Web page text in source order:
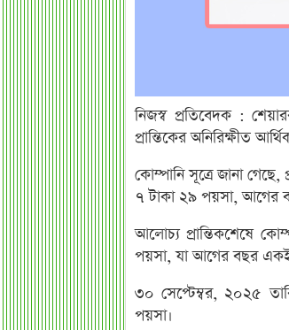
নিজস্ব প্রতিবেদক :
প্রান্তিকের অনিরিক্ষীত
কোম্পানি সূত্রে জানা
৭ টাকা ২৯ পয়সা, আগের
আলোচ্য প্রান্তিকশেষে
পয়সা, যা আগের বছর
৩০ সেপ্টেম্বর, ২০২৫
পয়সা।